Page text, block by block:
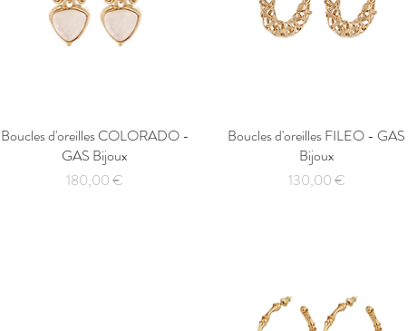
Aperçu rapide
Boucles d'oreilles COLORADO -
GAS Bijoux
Prix
180,00 €
Aperçu rapide
Boucles d'oreilles FILEO - GAS
Bijoux
Prix
130,00 €